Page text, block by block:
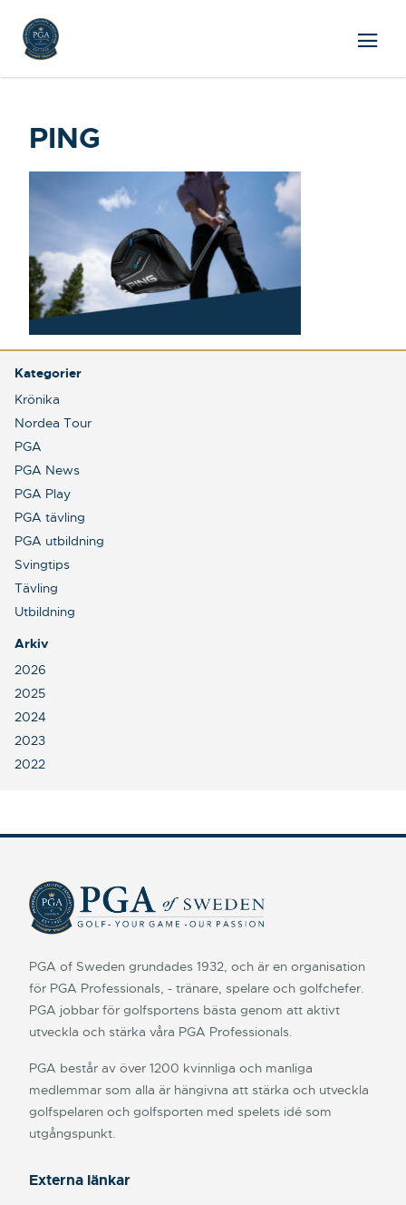
PING
Kategorier
Krönika
Nordea Tour
PGA
PGA News
PGA Play
PGA tävling
PGA utbildning
Svingtips
Tävling
Utbildning
Arkiv
2026
2025
2024
2023
2022
PGA of Sweden grundades 1932, och är en organisation
för PGA Professionals, - tränare, spelare och golfchefer.
PGA jobbar för golfsportens bästa genom att aktivt
utveckla och stärka våra PGA Professionals.
PGA består av över 1200 kvinnliga och manliga
medlemmar som alla är hängivna att stärka och utveckla
golfspelaren och golfsporten med spelets idé som
utgångspunkt.
Externa länkar